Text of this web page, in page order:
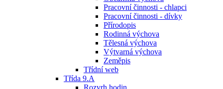
Pracovní činnosti - chlapci
Pracovní činnosti - dívky
Přírodopis
Rodinná výchova
Tělesná výchova
Výtvarná výchova
Zeměpis
Třídní web
Třída 9.A
Rozvrh hodin